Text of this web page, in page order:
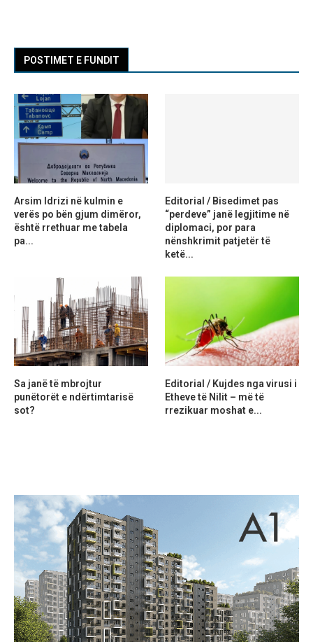
POSTIMET E FUNDIT
Arsim Idrizi në kulmin e
verës po bën gjum dimëror,
është rrethuar me tabela
pa...
Editorial / Bisedimet pas
“perdeve” janë legjitime në
diplomaci, por para
nënshkrimit patjetër të
ketë...
Sa janë të mbrojtur
punëtorët e ndërtimtarisë
sot?
Editorial / Kujdes nga virusi i
Etheve të Nilit – më të
rrezikuar moshat e...